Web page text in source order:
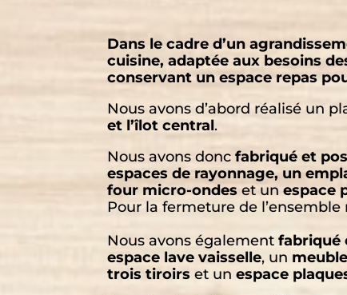
Dans le cadre d’un
cuisine, adaptée aux besoins
conservant un espace repas
Nous avons d’abord réalisé un
et l’îlot central.
Nous avons doncfabriqué et
espaces de rayonnage, un
four micro-ondes et unespace
Pour la fermeture de
Nous avons égalementfabriqué
espace lave vaisselle, un
trois tiroirs et unespace